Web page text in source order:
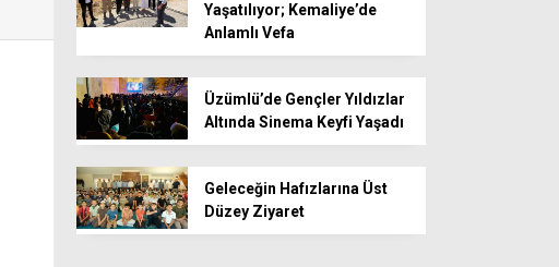
Yaşatılıyor; Kemaliye’de
Anlamlı Vefa
Üzümlü’de Gençler Yıldızlar
Altında Sinema Keyfi Yaşadı
Geleceğin Hafızlarına Üst
Düzey Ziyaret